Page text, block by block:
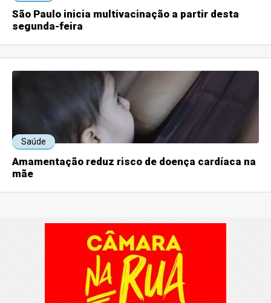
São Paulo inicia multivacinação a partir desta
segunda-feira
Saúde
Amamentação reduz risco de doença cardíaca na
mãe